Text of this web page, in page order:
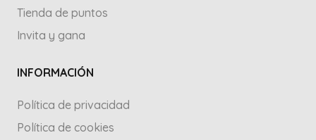
Tienda de puntos
Invita y gana
INFORMACIÓN
Política de privacidad
Política de cookies